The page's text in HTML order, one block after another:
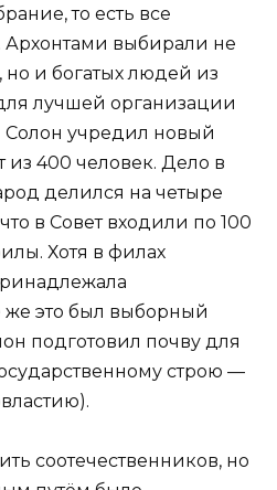
то есть все
вы­бирали не
но и бо­гатых людей из
лучшей организации
Солон учредил новый
из 400 человек. Дело в
делился на четыре
в Совет входи­ли по 100
Хотя в филах
же это был выборный
под­готовил почву для
строю —
соотечественников, но